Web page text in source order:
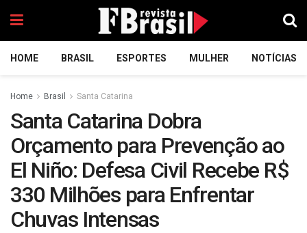
HOME BRASIL ESPORTES MULHER NOTÍCIAS
Home Brasil Santa Catarina
Santa Catarina Dobra
Orçamento para Prevenção ao
El Niño: Defesa Civil Recebe R$
330 Milhões para Enfrentar
Chuvas Intensas